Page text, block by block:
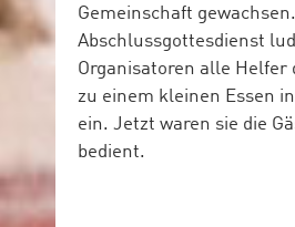
Gemeinschaft
Abschlussgottesdienst
Organisatoren alle Helfer
zu einem kleinen Essen
ein. Jetzt waren sie die
bedient.